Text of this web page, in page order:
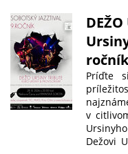
6. 2026
v TIC,
životnú
mladosti
smutný
sa
ročník
Príďte
v
Dežovi